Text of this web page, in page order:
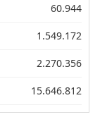
60.944
1.549.172
2.270.356
15.646.812